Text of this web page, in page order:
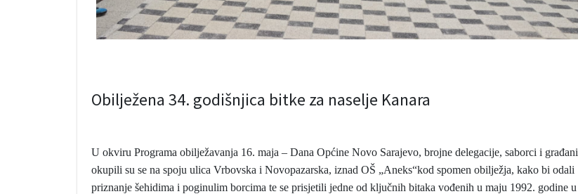
Obilježena 34. godišnjica bitke za naselje Kanara
U okviru Programa obilježavanja 16. maja – Dana Općine Novo Sarajevo, brojne delegacije, saborci i građani
okupili su se na spoju ulica Vrbovska i Novopazarska, iznad OŠ „Aneks“kod spomen obilježja, kako bi odali
priznanje šehidima i poginulim borcima te se prisjetili jedne od ključnih bitaka vođenih u maju 1992. godine u